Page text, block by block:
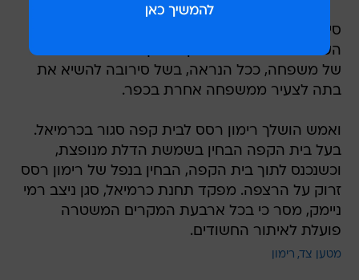
סירוב לנישואים הוביל לעוד תקרית אלימה בסוף
השבוע. בכפר סג'ור רימון הושלך לעבר חצר ביתה
של משפחה, ככל הנראה, בשל סירובה להשיא את
בתה לצעיר ממשפחה אחרת בכפר.
ואמש הושלך רימון רסס לבית קפה סגור בכרמיאל.
בעל בית הקפה הבחין בשמשת הדלת מנופצת,
וכשנכנס לתוך בית הקפה, הבחין בנפל של רימון רסס
זרוק על הרצפה. מפקד תחנת כרמיאל, סגן ניצב רמי
ניימק, מסר כי בכל ארבעת המקרים המשטרה
פועלת לאיתור החשודים.
מטען צד רימון